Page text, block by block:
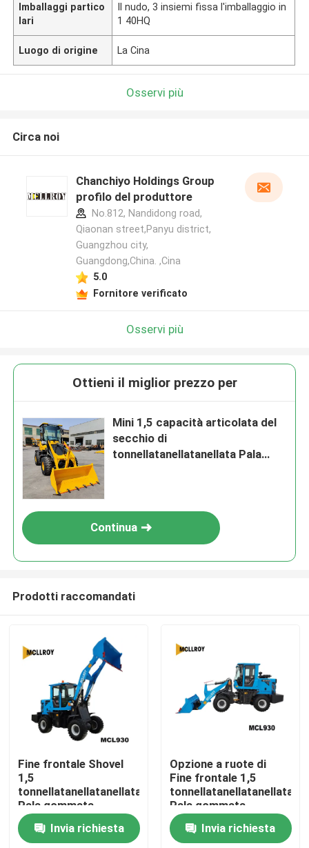
Casa
Prodotti
Circa noi
Imballaggi partico
lari
Il nudo, 3 insiemi fissa l'imballaggio in
1 40HQ
Luogo di origine La Cina
Osservi più
Circa noi
Chanchiyo Holdings Group
profilo del produttore
No.812, Nandidong road,
Qiaonan street,Panyu district,
Guangzhou city,
Guangdong,China. ,Cina
5.0
Fornitore verificato
Osservi più
Ottieni il miglior prezzo per
Mini 1,5 capacità articolata del
secchio di
tonnellatanellatanellata Pala
Continua
Prodotti raccomandati
Fine frontale Shovel
1,5
tonnellatanellatanellata
Pala gommata
Articolato Frame
Invia richiesta
Opzione a ruote di
Fine frontale 1,5
tonnellatanellatanellata
Pala gommata
Hydraulic Pilot
Invia richiesta